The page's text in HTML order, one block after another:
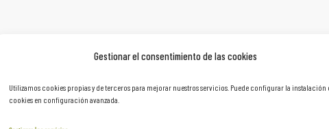
Gestionar el consentimiento de las cookies
Utilizamos cookies propias y de terceros para mejorar nuestros servicios. Puede configurar la instalación
cookies en configuración avanzada.